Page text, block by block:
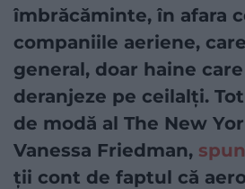
îmbrăcăminte, în afara
companiile aeriene,
general, doar haine
deranjeze pe ceilalți.
de modă al The New
Vanessa Friedman,
ții cont de faptul că